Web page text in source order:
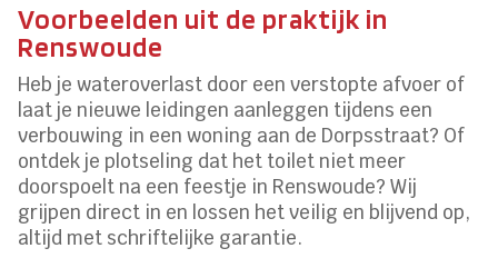
Voorbeelden uit de praktijk in
Renswoude
Heb je wateroverlast door een verstopte afvoer of
laat je nieuwe leidingen aanleggen tijdens een
verbouwing in een woning aan de Dorpsstraat? Of
ontdek je plotseling dat het toilet niet meer
doorspoelt na een feestje in Renswoude? Wij
grijpen direct in en lossen het veilig en blijvend op,
altijd met schriftelijke garantie.